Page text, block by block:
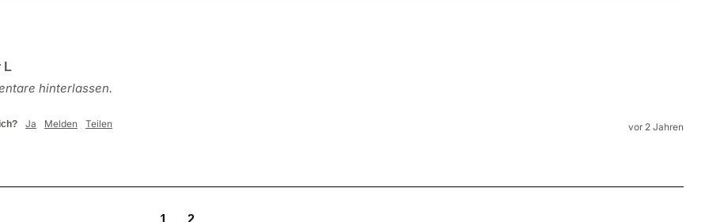
L
hinterlassen.
Ja Melden Teilen vor 2 Jahren
1 2